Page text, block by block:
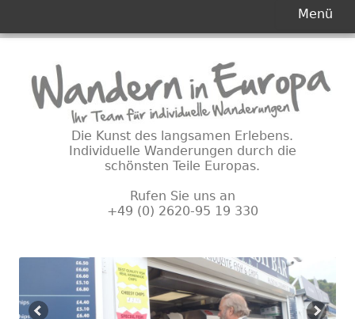
Inhalt
Die Kunst des langsamen Erlebens.
Individuelle Wanderungen durch die
schönsten Teile Europas.
Rufen Sie uns an
+49 (0) 2620-95 19 330
Menü